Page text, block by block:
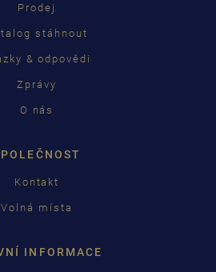
Prodej
stáhnout
& odpovědi
Zprávy
O nás
Kontakt
Volná místa
INFORMACE